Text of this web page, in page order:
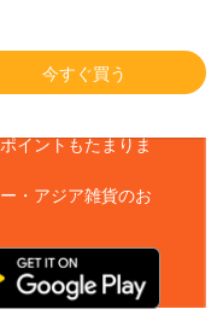
今すぐ買う
イントもたまりま
・アジア雑貨のお